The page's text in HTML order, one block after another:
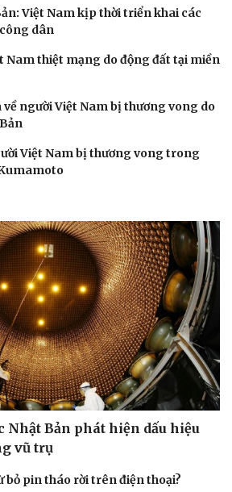
Nhà đẹp
Việt Nam kịp thời triển khai các
dân
Nam thiệt mạng do động đất tại miền
người Việt Nam bị thương vong do
Việt Nam bị thương vong trong
Nhật Bản phát hiện dấu hiệu
vũ trụ
bỏ pin tháo rời trên điện thoại?